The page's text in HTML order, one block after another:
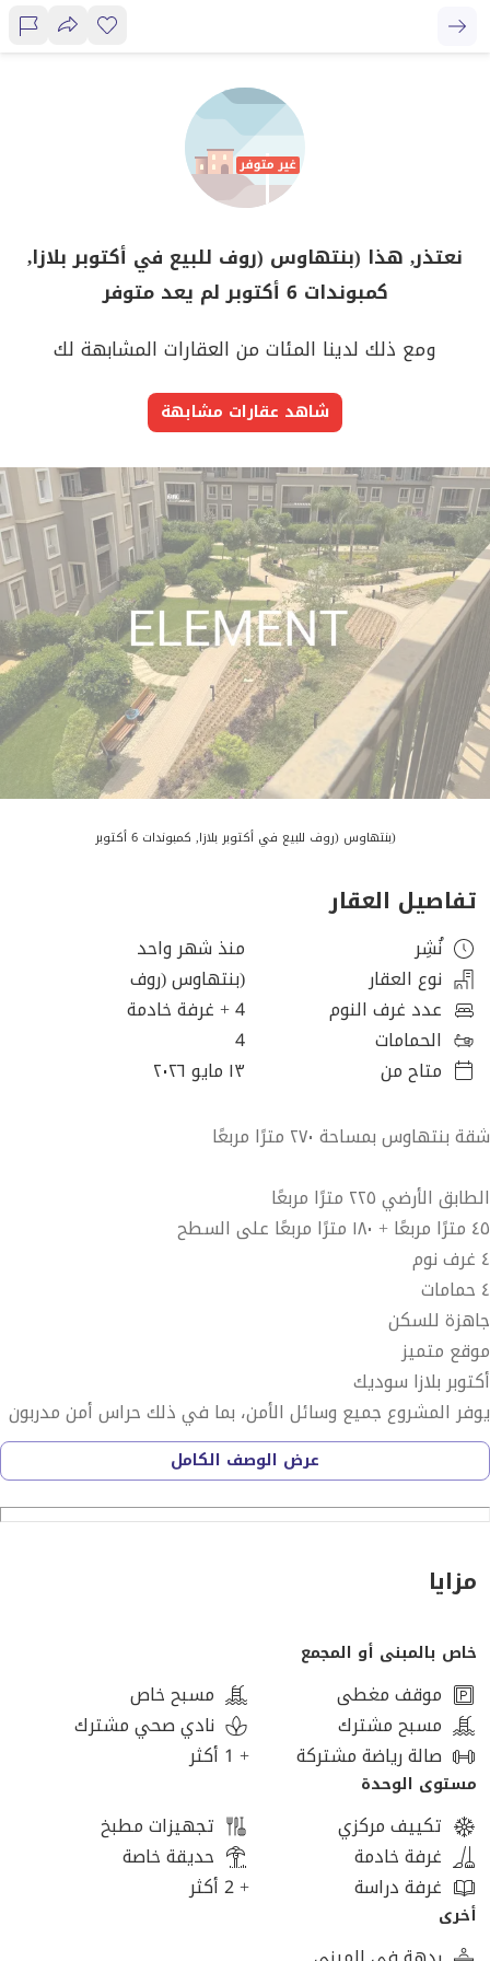
نعتذر, هذا (بنتهاوس (روف للبيع في أكتوبر بلازا,
كمبوندات 6 أكتوبر لم يعد متوفر
ومع ذلك لدينا المئات من العقارات المشابهة لك
شاهد عقارات مشابهة
(بنتهاوس (روف للبيع في أكتوبر بلازا, كمبوندات 6 أكتوبر
تفاصيل العقار
نُشِر
منذ شهر واحد
نوع العقار
(بنتهاوس (روف
عدد غرف النوم
4+ غرفة خادمة
الحمامات
4
متاح من
١٣ مايو ٢٠٢٦
شقة بنتهاوس بمساحة ٢٧٠ مترًا مربعًا
الطابق الأرضي ٢٢٥ مترًا مربعًا
٤٥ مترًا مربعًا + ١٨٠ مترًا مربعًا على السطح
٤ غرف نوم
٤ حمامات
جاهزة للسكن
موقع متميز
أكتوبر بلازا سوديك
يوفر المشروع جميع وسائل الأمن، بما في ذلك حراس أمن مدربون
تدريباً عالياً يعملون على مدار الساعة.
يضم المجمع نوادي رياضية مزودة بمجموعة متنوعة من الملاعب
مسارات المشي والركض وركوب الدراجات
تقع مسارات المشي والركض وركوب الدراجات في أماكن آمنة
بعيدة عن حركة المرور.
صُممت المباني وفقاً لأساليب العمارة الخضراء الحديثة.
يحتوي المجمع بأكمله على تقنيات المنزل الذكي، مما يتيح لك
التحكم عن بُعد في البوابات الإلكترونية والأجهزة المنزلية الأخرى.
لدينا خيارات أخرى في الشيخ زايد - أكتوبر - الساحل الشمالي -
السخنة - التجمع الخامس.
عرض الوصف الكامل
مزايا
خاص بالمبنى أو المجمع
موقف مغطى
مسبح خاص
مسبح مشترك
نادي صحي مشترك
صالة رياضة مشتركة
+ 1 أكثر
مستوى الوحدة
تكييف مركزي
تجهيزات مطبخ
غرفة خادمة
حديقة خاصة
غرفة دراسة
+ 2 أكثر
أخرى